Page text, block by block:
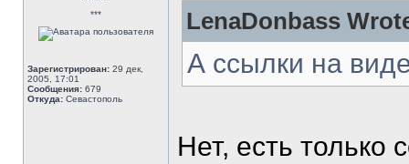
***
Зарегистрирован: 29 дек,
2005, 17:01
Сообщения: 679
Откуда: Севастополь
LenaDonbass
А ссылки на
Нет, есть только